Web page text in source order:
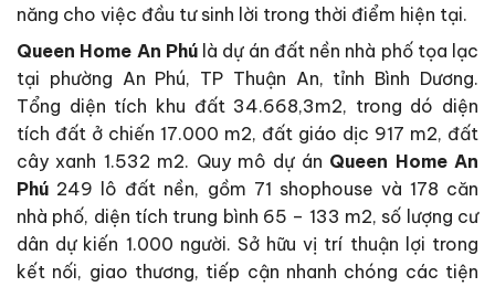
năng cho việc đầu tư sinh lời trong thời điểm hiện tại.
Queen Home An Phúlà dự án đất nền nhà phố tọa lạc
tại phường An Phú, TP Thuận An, tỉnh Bình Dương.
Tổng diện tích khu đất 34.668,3m2, trong dó diện
tích đất ở chiến 17.000 m2, đất giáo dịc 917 m2, đất
cây xanh 1.532 m2. Quy mô dự án Queen Home An
Phú 249 lô đất nền, gồm 71 shophouse và 178 căn
nhà phố, diện tích trung bình 65 – 133 m2, số lượng cư
dân dự kiến 1.000 người. Sở hữu vị trí thuận lợi trong
kết nối, giao thương, tiếp cận nhanh chóng các tiện